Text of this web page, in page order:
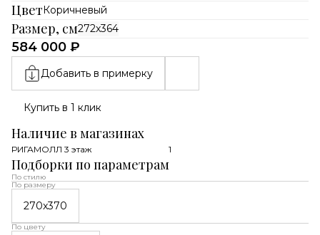
ЦветКоричневый
Размер, см272x364
584 000 ₽
Добавить в примерку
Купить в 1 клик
Наличие в магазинах
РИГАМОЛЛ 3 этаж 1
Подборки по параметрам
По стилю
По размеру
270x370
По цвету